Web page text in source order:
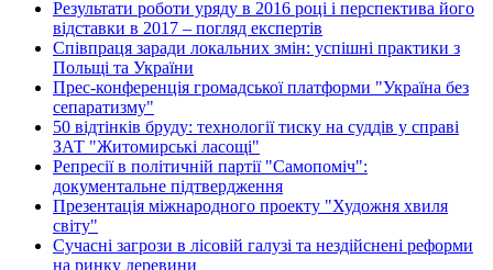
Результати роботи уряду в 2016 році і перспектива його
відставки в 2017 – погляд експертів
Співпраця заради локальних змін: успішні практики з
Польщі та України
Прес-конференція громадської платформи "Україна без
сепаратизму"
50 відтінків бруду: технології тиску на суддів у справі
ЗАТ "Житомирські ласощі"
Репресії в політичній партії "Самопоміч":
документальне підтвердження
Презентація міжнародного проекту "Художня хвиля
світу"
Сучасні загрози в лісовій галузі та нездійснені реформи
на ринку деревини